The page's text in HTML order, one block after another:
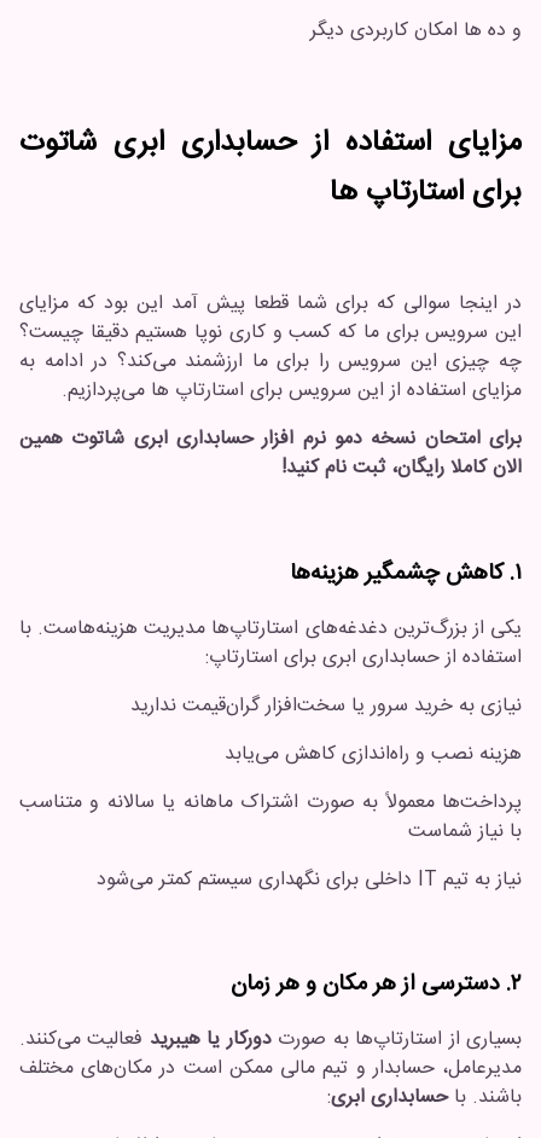
و ده ها امکان کاربردی دیگر
مزایای استفاده از حسابداری ابری شاتوت
برای استارتاپ ها
در اینجا سوالی که برای شما قطعا پیش آمد این بود که مزایای
این سرویس برای ما که کسب و کاری نوپا هستیم دقیقا چیست؟
چه چیزی این سرویس را برای ما ارزشمند می‌کند؟ در ادامه به
مزایای استفاده از این سرویس برای استارتاپ ها می‌پردازیم.
برای امتحان نسخه دمو نرم افزار حسابداری ابری شاتوت همین
الان کاملا رایگان، ثبت نام کنید!
۱. کاهش چشمگیر هزینه‌ها
یکی از بزرگ‌ترین دغدغه‌های استارتاپ‌ها مدیریت هزینه‌هاست. با
استفاده از حسابداری ابری برای استارتاپ:
نیازی به خرید سرور یا سخت‌افزار گران‌قیمت ندارید
هزینه نصب و راه‌اندازی کاهش می‌یابد
پرداخت‌ها معمولاً به صورت اشتراک ماهانه یا سالانه و متناسب
با نیاز شماست
نیاز به تیم IT داخلی برای نگهداری سیستم کمتر می‌شود
۲. دسترسی از هر مکان و هر زمان
بسیاری از استارتاپ‌ها به صورت دورکار یا هیبرید فعالیت می‌کنند.
مدیرعامل، حسابدار و تیم مالی ممکن است در مکان‌های مختلف
باشند. باحسابداری ابری: